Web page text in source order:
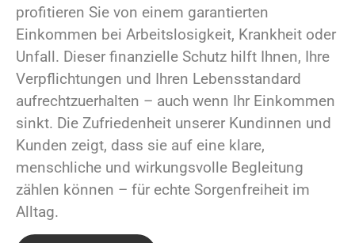
profitieren Sie von einem garantierten
Einkommen bei Arbeitslosigkeit, Krankheit oder
Unfall. Dieser finanzielle Schutz hilft Ihnen, Ihre
Verpflichtungen und Ihren Lebensstandard
aufrechtzuerhalten – auch wenn Ihr Einkommen
sinkt. Die Zufriedenheit unserer Kundinnen und
Kunden zeigt, dass sie auf eine klare,
menschliche und wirkungsvolle Begleitung
zählen können – für echte Sorgenfreiheit im
Alltag.